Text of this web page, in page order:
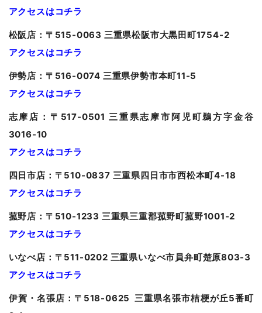
アクセスはコチラ
松阪店：〒515-0063 三重県松阪市大黒田町1754-2
アクセスはコチラ
伊勢店：〒516-0074 三重県伊勢市本町11-5
アクセスはコチラ
志摩店：〒517-0501 三重県志摩市阿児町鵜方字金谷
3016-10
アクセスはコチラ
四日市店：〒510-0837 三重県四日市市西松本町4-18
アクセスはコチラ
菰野店：〒510-1233 三重県三重郡菰野町菰野1001-2
アクセスはコチラ
いなべ店：〒511-0202 三重県いなべ市員弁町楚原803-3
アクセスはコチラ
伊賀・名張店：〒518-0625 三重県名張市桔梗が丘5番町